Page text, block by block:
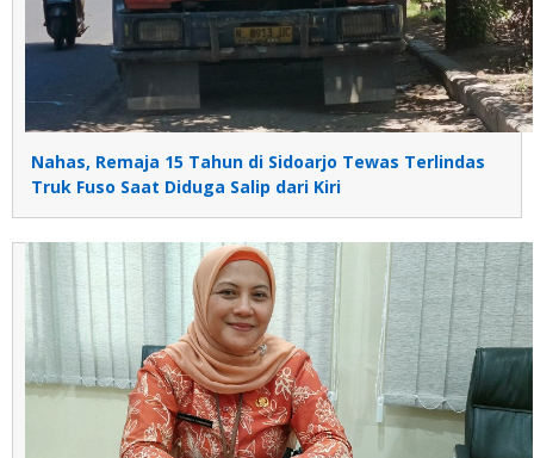
Nahas, Remaja 15 Tahun di Sidoarjo Tewas Terlindas
Truk Fuso Saat Diduga Salip dari Kiri